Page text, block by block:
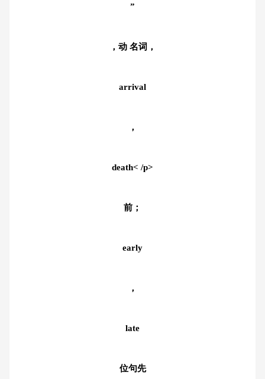
”
，动 名词，
arrival
，
death< /p>
前；
early
，
late
位句先